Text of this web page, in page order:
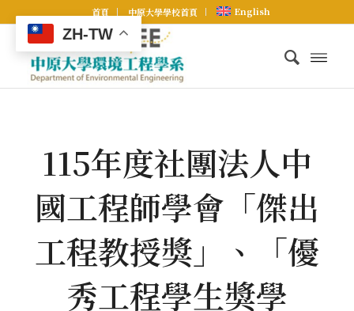
首頁 中原大學學校首頁 English
115年度社團法人中
國工程師學會「傑出
工程教授獎」、「優
秀工程學生獎學
ZH-TW